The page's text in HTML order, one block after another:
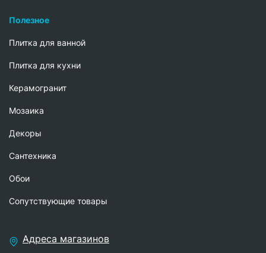
Полезное
Плитка для ванной
Плитка для кухни
Керамогранит
Мозаика
Декоры
Сантехника
Обои
Сопутствующие товары
Адреса магазинов